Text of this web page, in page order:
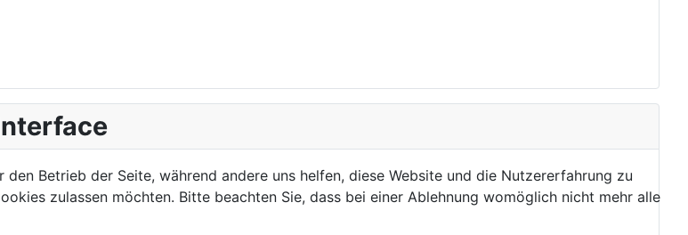
Betrieb der Seite, während andere uns helfen, diese Website und die Nutzererfahrung zu
zulassen möchten. Bitte beachten Sie, dass bei einer Ablehnung womöglich nicht mehr alle